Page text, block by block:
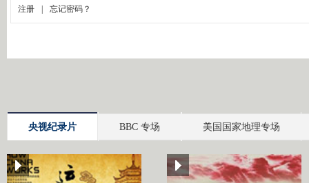
央视纪录片 BBC 专场 美国国家地理专场